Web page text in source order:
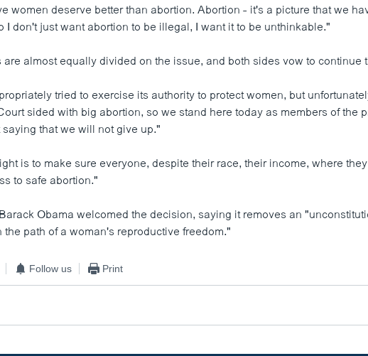
women deserve better than abortion. Abortion - it's a picture that we
I don't just want abortion to be illegal, I want it to be unthinkable."
almost equally divided on the issue, and both sides vow to continue
tried to exercise its authority to protect women, but
sided with big abortion, so we stand here today as members of the
that we will not give up."
is to make sure everyone, despite their race, their income, where
to safe abortion."
Obama welcomed the decision, saying it removes an
path of a woman's reproductive freedom."
Follow us Print